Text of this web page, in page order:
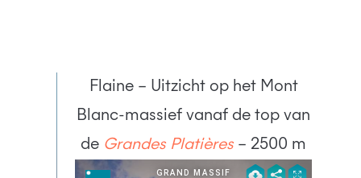
Flaine – Uitzicht op het Mont
Blanc-massief vanaf de top van
de Grandes Platières– 2500 m